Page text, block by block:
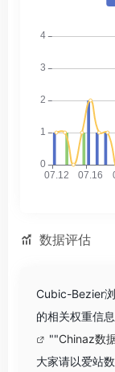
数据评估
Cubic-Bezier
的相关权重信
""Chinaz数
大家请以爱站